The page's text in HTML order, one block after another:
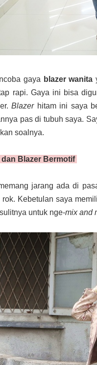
gaya blazer wanita
rapi. Gaya ini bisa
Blazerhitam ini saya
pas di tubuh saya.
soalnya.
Blazer Bermotif
jarang ada di
Kebetulan saya
untuk nge-mix and